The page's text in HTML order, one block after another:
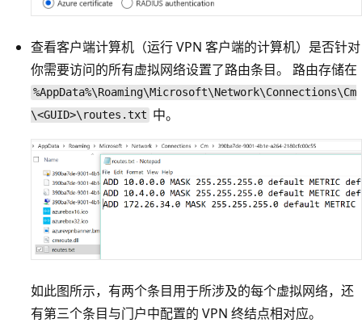
查看客户端计算机（运行 VPN 客户端的计算机）是否针对
你需要访问的所有虚拟网络设置了路由条目。 路由存储在
%AppData%\Roaming\Microsoft\Network\Connections\Cm
\<GUID>\routes.txt 中。
如此图所示，有两个条目用于所涉及的每个虚拟网络，还
有第三个条目与门户中配置的 VPN 终结点相对应。